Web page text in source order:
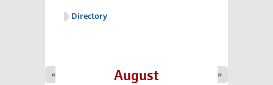
Directory
August
« »